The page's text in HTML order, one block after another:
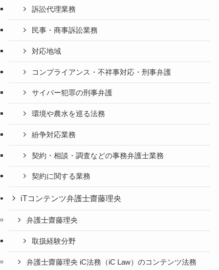
訴訟代理業務
民事・商事訴訟業務
対応地域
コンプライアンス・不祥事対応・刑事弁護
サイバー犯罪の刑事弁護
環境や農水を巡る法務
紛争対応業務
契約・相談・調査などの事務弁護士業務
契約に関する業務
iTコンテンツ弁護士齋藤理央
弁護士齋藤理央
取扱経験分野
弁護士齋藤理央 iC法務（iC Law）のコンテンツ法務